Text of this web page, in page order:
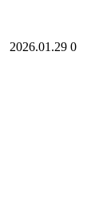
2026.01.29 0